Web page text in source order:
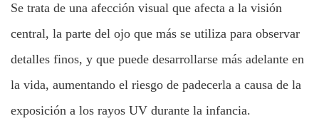
Se trata de una afección visual que afecta a la visión
central, la parte del ojo que más se utiliza para observar
detalles finos, y que puede desarrollarse más adelante en
la vida, aumentando el riesgo de padecerla a causa de la
exposición a los rayos UV durante la infancia.